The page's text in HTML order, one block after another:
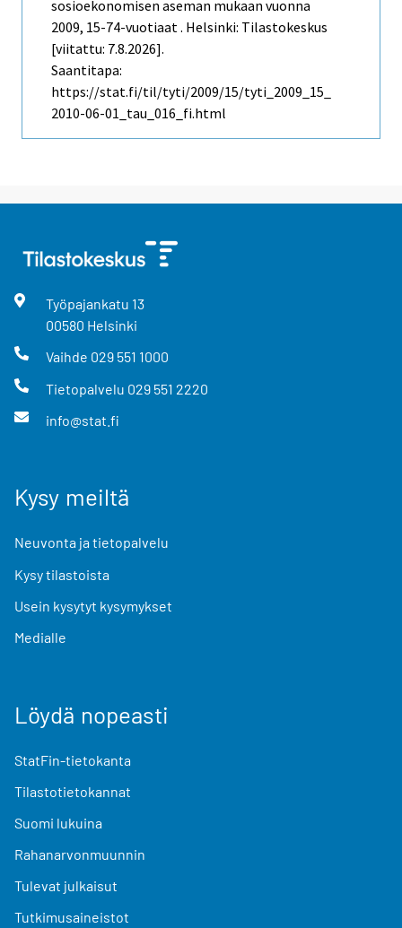
sosioekonomisen aseman mukaan vuonna
2009, 15-74-vuotiaat . Helsinki: Tilastokeskus
[viitattu: 7.8.2026].
Saantitapa:
https://stat.fi/til/tyti/2009/15/tyti_2009_15_
2010-06-01_tau_016_fi.html
Työpajankatu 13
00580 Helsinki
Vaihde 029 551 1000
Tietopalvelu 029 551 2220
info@stat.fi
Kysy meiltä
Neuvonta ja tietopalvelu
Kysy tilastoista
Usein kysytyt kysymykset
Medialle
Löydä nopeasti
StatFin-tietokanta
Tilastotietokannat
Suomi lukuina
Rahanarvonmuunnin
Tulevat julkaisut
Tutkimusaineistot